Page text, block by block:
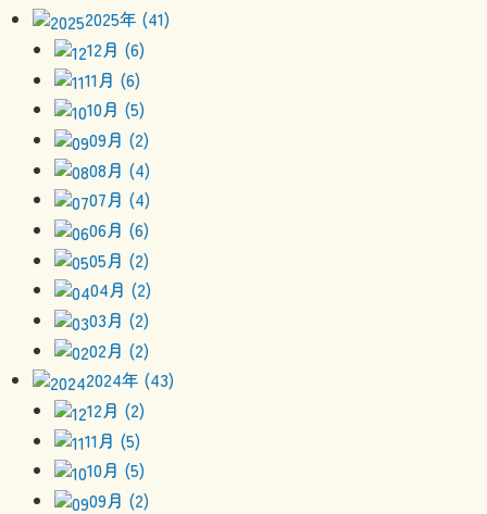
2025年 (41)
12月 (6)
11月 (6)
10月 (5)
09月 (2)
08月 (4)
07月 (4)
06月 (6)
05月 (2)
04月 (2)
03月 (2)
02月 (2)
2024年 (43)
12月 (2)
11月 (5)
10月 (5)
09月 (2)